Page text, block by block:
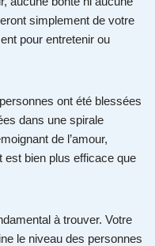
simplement de votre
pour entretenir ou
ont été blessées
dans une spirale
de l’amour,
est bien plus efficace que
à trouver. Votre
le niveau des personnes